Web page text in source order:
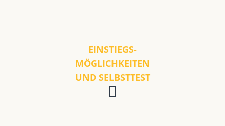
EINSTIEGS-
MÖGLICHKEITEN
UND SELBSTTEST